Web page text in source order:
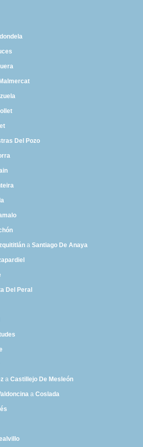
Malmercat
Del Pozo
aSantiago De Anaya
Del Peral
aCastillejo De Mesleón
aCoslada